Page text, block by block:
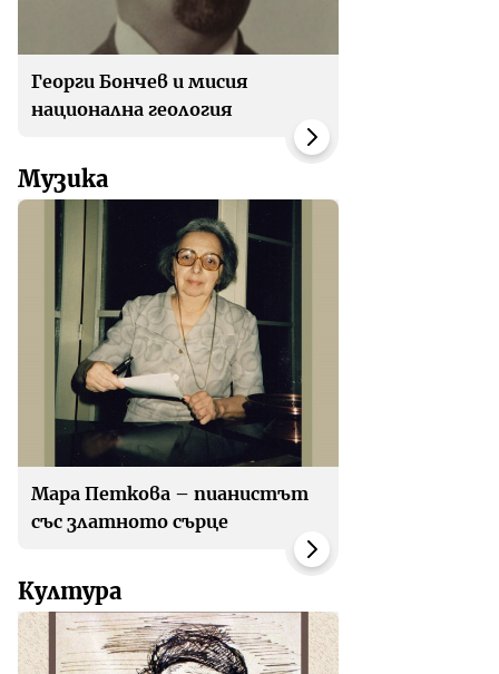
Георги Бончев и мисия
национална геология
Музика
Мара Петкова – пианистът
със златното сърце
Култура